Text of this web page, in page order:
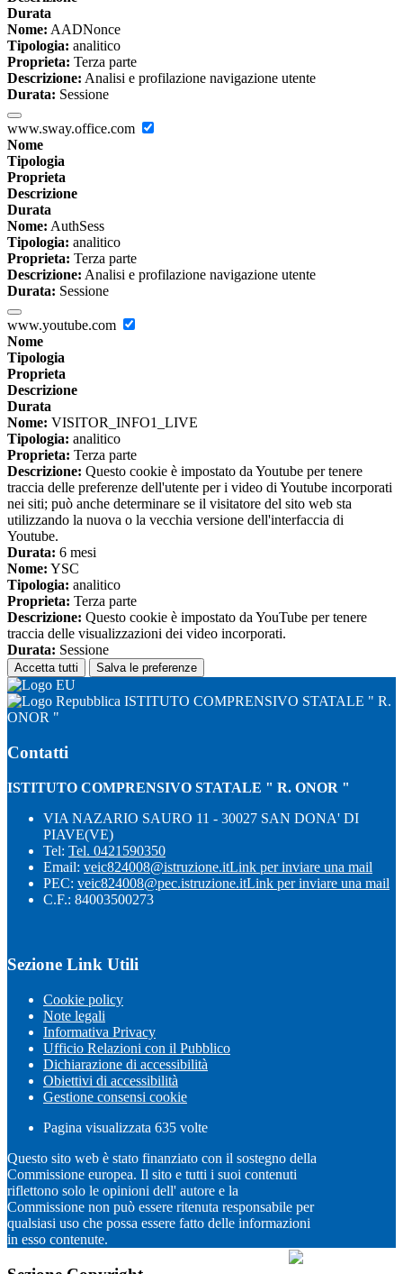
Durata
Nome: AADNonce
Tipologia: analitico
Proprieta: Terza parte
Descrizione: Analisi e profilazione navigazione utente
Durata: Sessione
www.sway.office.com
Nome
Tipologia
Proprieta
Descrizione
Durata
Nome: AuthSess
Tipologia: analitico
Proprieta: Terza parte
Descrizione: Analisi e profilazione navigazione utente
Durata: Sessione
www.youtube.com
Nome
Tipologia
Proprieta
Descrizione
Durata
Nome: VISITOR_INFO1_LIVE
Tipologia: analitico
Proprieta: Terza parte
Descrizione: Questo cookie è impostato da Youtube per tenere
traccia delle preferenze dell'utente per i video di Youtube incorporati
nei siti; può anche determinare se il visitatore del sito web sta
utilizzando la nuova o la vecchia versione dell'interfaccia di
Youtube.
Durata: 6 mesi
Nome: YSC
Tipologia: analitico
Proprieta: Terza parte
Descrizione: Questo cookie è impostato da YouTube per tenere
traccia delle visualizzazioni dei video incorporati.
Durata: Sessione
Accetta tutti Salva le preferenze
ISTITUTO COMPRENSIVO STATALE " R.
ONOR "
Contatti
ISTITUTO COMPRENSIVO STATALE " R. ONOR "
VIA NAZARIO SAURO 11 - 30027 SAN DONA' DI
PIAVE(VE)
Tel: Tel. 0421590350
Email: veic824008@istruzione.itLink per inviare una mail
PEC: veic824008@pec.istruzione.itLink per inviare una mail
C.F.: 84003500273
Sezione Link Utili
Cookie policy
Note legali
Informativa Privacy
Ufficio Relazioni con il Pubblico
Dichiarazione di accessibilità
Obiettivi di accessibilità
Gestione consensi cookie
Pagina visualizzata 635 volte
Questo sito web è stato finanziato con il sostegno della
Commissione europea. Il sito e tutti i suoi contenuti
riflettono solo le opinioni dell' autore e la
Commissione non può essere ritenuta responsabile per
qualsiasi uso che possa essere fatto delle informazioni
in esso contenute.